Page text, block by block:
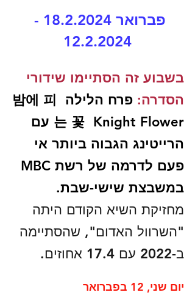
פברואר 18.2.2024 -
12.2.2024
בשבוע זה הסתיימו שידורי
הסדרה:
פרח הלילה  밤에 피
는 꽃  Knight Flower עם
הרייטינג הגבוה ביותר אי
במשבצת שישי-שבת.
מחזיקת השיא הקודם היתה
"השרוול האדום", שהסתיימה
ב-2022 עם 17.4 אחוזים.
יום שני, 12 בפברואר